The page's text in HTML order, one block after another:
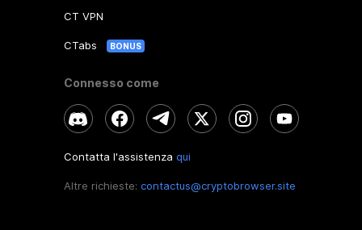
CT VPN
CTabs BONUS
Connesso come
Contatta l'assistenza qui
Altre richieste: contactus@cryptobrowser.site